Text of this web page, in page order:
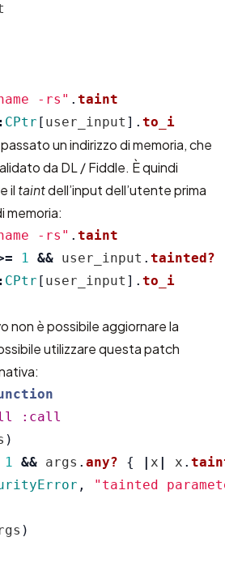
-rs" . taint
CPtr [ user_input ]. to_i
un indirizzo di memoria, che
da DL / Fiddle. È quindi
il taintdell’input dell’utente prima
memoria:
-rs" . taint
1 && user_input . tainted?
CPtr [ user_input ]. to_i
non è possibile aggiornare la
utilizzare questa patch
:call
)
1 && args . any? { | x | x .
,
"tainted
)